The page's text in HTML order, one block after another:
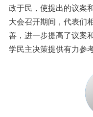
政于民，使提出的议案
大会召开期间，代表们
善，进一步提高了议案
学民主决策提供有力参